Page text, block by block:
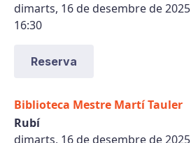
dimarts, 16 de desembre de 2025
16:30
Reserva
Biblioteca Mestre Martí Tauler
Rubí
dimarts, 16 de desembre de 2025